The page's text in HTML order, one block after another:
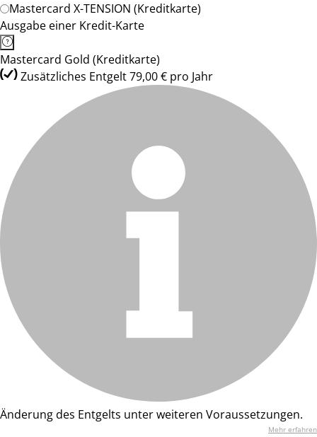
Mastercard X-TENSION (Kreditkarte)
Ausgabe einer Kredit-Karte
Mastercard Gold (Kreditkarte)
Zusätzliches Entgelt 79,00 € pro Jahr
Änderung des Entgelts unter weiteren Voraussetzungen.
Mehr erfahren